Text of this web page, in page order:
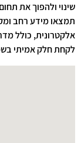
שינוי ולהפוך את
תמצאו מידע רחב
אלקטרונית, כולל
לקחת חלק אמיתי